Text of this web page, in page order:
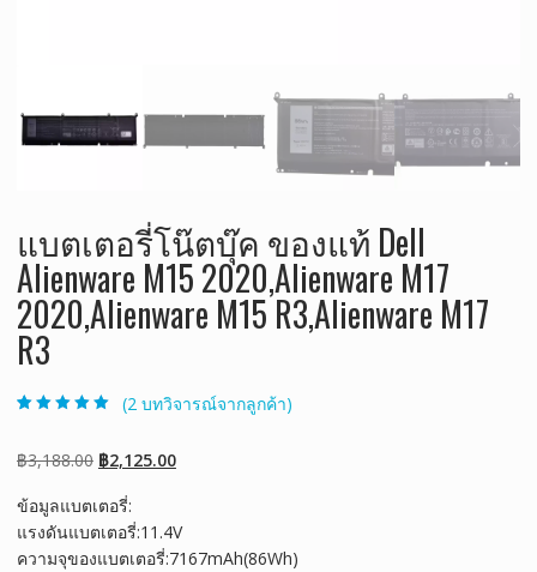
แบตเตอรี่โน๊ตบุ๊ค ของแท้ Dell
Alienware M15 2020,Alienware M17
2020,Alienware M15 R3,Alienware M17
R3
เต็มบนการให้
คะแนนของ
(2 บทวิจารณ์จากลูกค้า)
฿3,188.00 Original
was:
฿3,188.00.
฿2,125.00Current
฿2,125.00.
ข้อมูลแบตเตอรี่:
แรงดันแบตเตอรี่:11.4V
ความจุของแบตเตอรี่:7167mAh(86Wh)